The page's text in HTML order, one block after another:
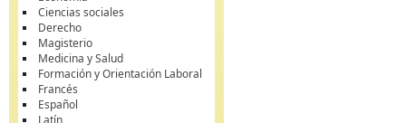
Ciencias sociales
Derecho
Magisterio
Medicina y Salud
Formación y Orientación Laboral
Francés
Español
Latín